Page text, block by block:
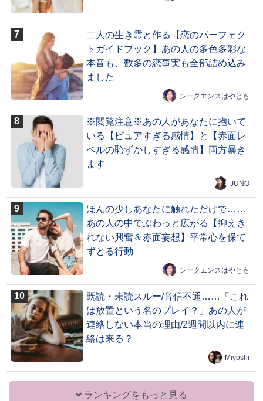
二人の生き霊と作る【恋のパーフェク
トガイドブック】あの人の多色多彩な
本音も、数多の恋事実も全部詰め込み
ました
シークエンスはやとも
※閲覧注意※あの人があなたに抱いて
いる【ピュアすぎる感情】と【赤面レ
ベルの恥ずかしすぎる感情】両方暴き
ます
JUNO
ほんの少しあなたに触れただけで……
あの人の中でぶわっと広がる【抑えき
れない興奮＆赤面妄想】平常心を保て
ずとる行動
シークエンスはやとも
既読・未読スルー/音信不通……「これ
は放置という名のプレイ？」あの人が
連絡しない本当の理由/2週間以内に連
絡は来る？
Miyoshi
ランキングをもっと見る